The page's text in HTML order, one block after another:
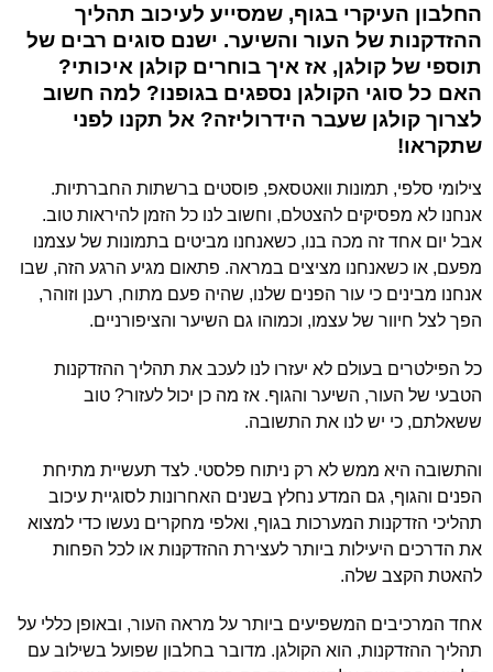
החלבון העיקרי בגוף, שמסייע לעיכוב תהליך
ההזדקנות של העור והשיער. ישנם סוגים רבים של
תוספי של קולגן, אז איך בוחרים קולגן איכותי?
האם כל סוגי הקולגן נספגים בגופנו? למה חשוב
לצרוך קולגן שעבר הידרוליזה? אל תקנו לפני
שתקראו!
צילומי סלפי, תמונות וואטסאפ, פוסטים ברשתות החברתיות.
אנחנו לא מפסיקים להצטלם, וחשוב לנו כל הזמן להיראות טוב.
אבל יום אחד זה מכה בנו, כשאנחנו מביטים בתמונות של עצמנו
מפעם, או כשאנחנו מציצים במראה. פתאום מגיע הרגע הזה, שבו
אנחנו מבינים כי עור הפנים שלנו, שהיה פעם מתוח, רענן וזוהר,
הפך לצל חיוור של עצמו, וכמוהו גם השיער והציפורניים.
כל הפילטרים בעולם לא יעזרו לנו לעכב את תהליך ההזדקנות
הטבעי של העור, השיער והגוף. אז מה כן יכול לעזור? טוב
ששאלתם, כי יש לנו את התשובה.
והתשובה היא ממש לא רק ניתוח פלסטי. לצד תעשיית מתיחת
הפנים והגוף, גם המדע נחלץ בשנים האחרונות לסוגיית עיכוב
תהליכי הזדקנות המערכות בגוף, ואלפי מחקרים נעשו כדי למצוא
את הדרכים היעילות ביותר לעצירת ההזדקנות או לכל הפחות
להאטת הקצב שלה.
אחד המרכיבים המשפיעים ביותר על מראה העור, ובאופן כללי על
תהליך ההזדקנות, הוא הקולגן. מדובר בחלבון שפועל בשילוב עם